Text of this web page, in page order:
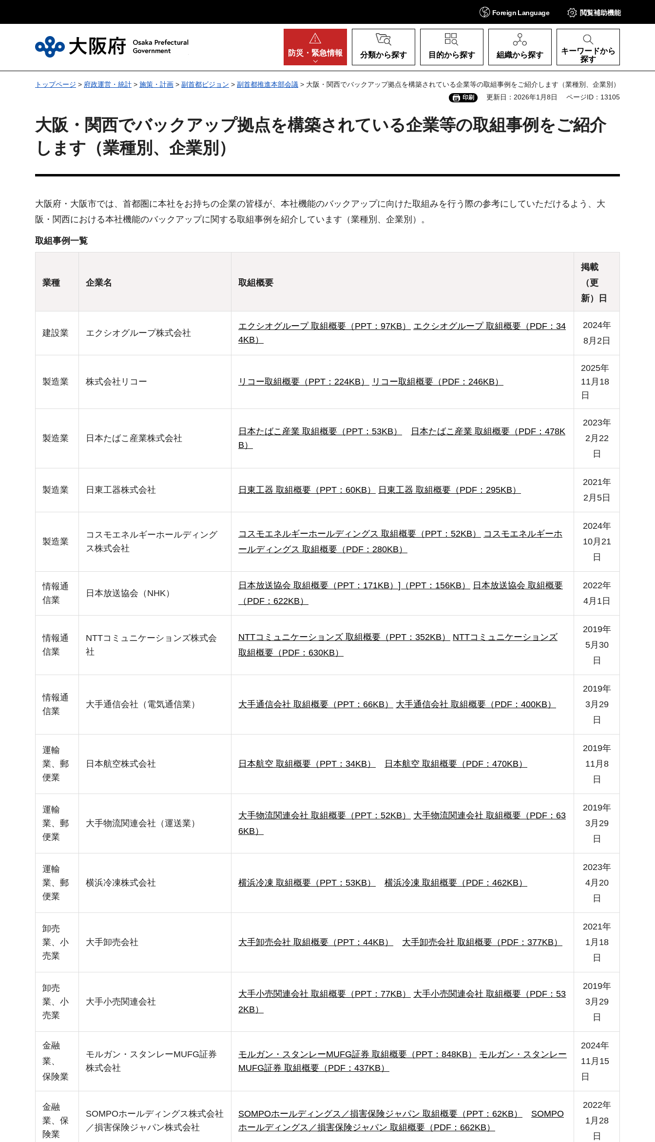
Foreign Language 閲覧補助機能
防災・ 緊急情報 分類から探す 目的から探す 組織から探す
キーワードから
探す
トップページ > 府政運営・統計 > 施策・計画 > 副首都ビジョン > 副首都推進本部会議 > 大阪・関西でバックアップ拠点を構築されている企業等の取組事例をご紹介します（業種別、企業別）
印刷 更新日：2026年1月8日 ページID：13105
大阪・関西でバックアップ拠点を構築されている企業等の取組事例をご紹介
します（業種別、企業別）
大阪府・大阪市では、首都圏に本社をお持ちの企業の皆様が、本社機能のバックアップに向けた取組みを行う際の参考にしていただけるよう、大
阪・関西における本社機能のバックアップに関する取組事例を紹介しています（業種別、企業別）。
取組事例一覧
業種 企業名 取組概要
掲載
（更
新）日
建設業 エクシオグループ株式会社
エクシオグループ 取組概要（PPT：97KB）
エクシオグループ 取組概要（PDF：34
4KB）
2024年
8月2日
製造業 株式会社リコー リコー取組概要（PPT：224KB） リコー取組概要（PDF：246KB）
2025年
11月18
日
製造業 日本たばこ産業株式会社
日本たばこ産業 取組概要（PPT：53KB）
日本たばこ産業 取組概要（PDF：478K
B）
2023年
2月22
日
製造業 日東工器株式会社 日東工器 取組概要（PPT：60KB） 日東工器 取組概要（PDF：295KB）
2021年
2月5日
製造業
コスモエネルギーホールディング
ス株式会社
コスモエネルギーホールディングス 取組概要（PPT：52KB）
コスモエネルギーホ
ールディングス 取組概要（PDF：280KB）
2024年
10月21
日
情報通
信業
日本放送協会（NHK）
日本放送協会 取組概要（PPT：171KB） ]（PPT：156KB）
日本放送協会 取組概要
（PDF：622KB）
2022年
4月1日
情報通
信業
NTTコミュニケーションズ株式会
社
NTTコミュニケーションズ 取組概要（PPT：352KB）
NTTコミュニケーションズ
取組概要（PDF：630KB）
2019年
5月30
日
情報通
信業
大手通信会社（電気通信業） 大手通信会社 取組概要（PPT：66KB） 大手通信会社 取組概要（PDF：400KB）
2019年
3月29
日
運輸
業、郵
便業
日本航空株式会社 日本航空 取組概要（PPT：34KB） 日本航空 取組概要（PDF：470KB）
2019年
11月8
日
運輸
業、郵
便業
大手物流関連会社（運送業）
大手物流関連会社 取組概要（PPT：52KB）
大手物流関連会社 取組概要（PDF：63
6KB）
2019年
3月29
日
運輸
業、郵
便業
横浜冷凍株式会社 横浜冷凍 取組概要（PPT：53KB） 横浜冷凍 取組概要（PDF：462KB）
2023年
4月20
日
卸売
業、小
売業
大手卸売会社 大手卸売会社 取組概要（PPT：44KB） 大手卸売会社 取組概要（PDF：377KB）
2021年
1月18
日
卸売
業、小
売業
大手小売関連会社
大手小売関連会社 取組概要（PPT：77KB）
大手小売関連会社 取組概要（PDF：53
2KB）
2019年
3月29
日
金融
業、
保険業
モルガン・スタンレーMUFG証券
株式会社
モルガン・スタンレーMUFG証券 取組概要（PPT：848KB）
モルガン・スタンレー
MUFG証券 取組概要（PDF：437KB）
2024年
11月15
日
金融
業、保
険業
SOMPOホールディングス株式会社
／損害保険ジャパン株式会社
SOMPOホールディングス／損害保険ジャパン 取組概要（PPT：62KB）
SOMPO
ホールディングス／損害保険ジャパン 取組概要（PDF：662KB）
2022年
1月28
日